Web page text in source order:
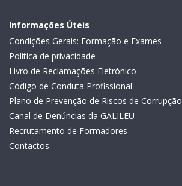
Informações Úteis
Condições Gerais: Formação e Exames
Política de privacidade
Livro de Reclamações Eletrónico
Código de Conduta Profissional
Plano de Prevenção de Riscos de Corrupção
Canal de Denúncias da GALILEU
Recrutamento de Formadores
Contactos